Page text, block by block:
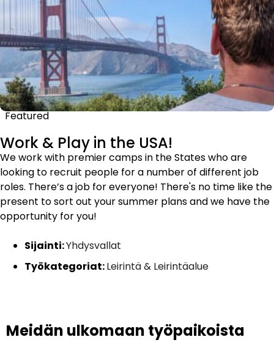
Featured
Work & Play in the USA!
We work with premier camps in the States who are
looking to recruit people for a number of different job
roles. There’s a job for everyone! There's no time like the
present to sort out your summer plans and we have the
opportunity for you!
Sijainti:Yhdysvallat
Työkategoriat:Leirintä & Leirintäalue
Meidän ulkomaan työpaikoista